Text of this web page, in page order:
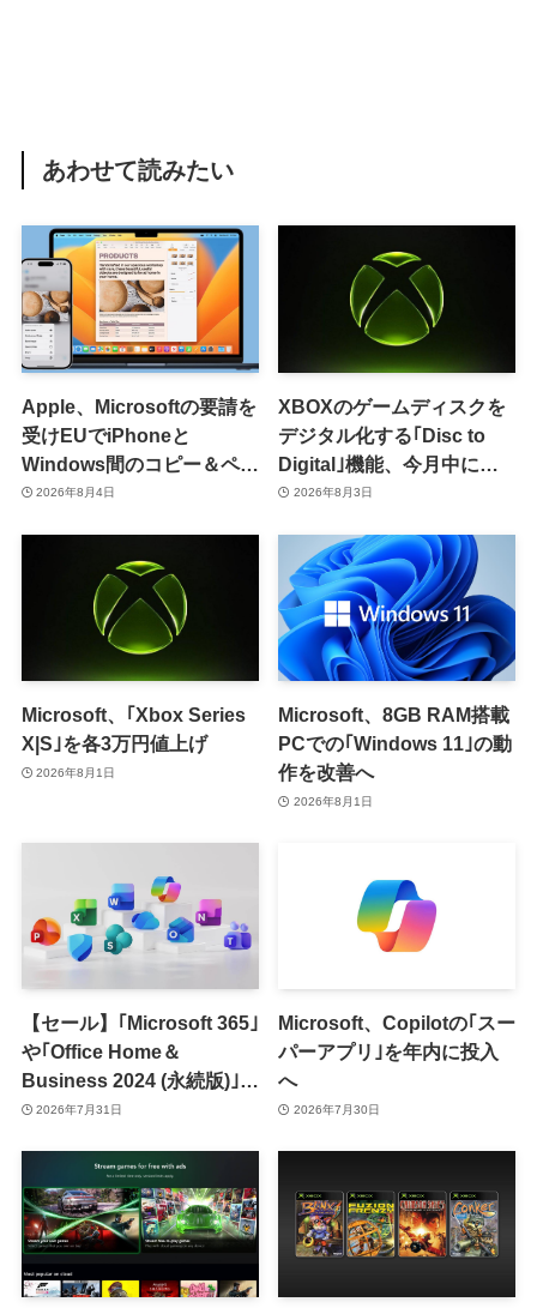
あわせて読みたい
Apple、Microsoftの要請を
受けEUでiPhoneと
Windows間のコピー＆ペー
スト機能を提供へ
2026年8月4日
XBOXのゲームディスクを
デジタル化する｢Disc to
Digital｣機能、今月中に提
供開始か
2026年8月3日
Microsoft、｢Xbox Series
X|S｣を各3万円値上げ
2026年8月1日
Microsoft、8GB RAM搭載
PCでの｢Windows 11｣の動
作を改善へ
2026年8月1日
【セール】｢Microsoft 365｣
や｢Office Home＆
Business 2024 (永続版)｣が
｢Amazon暮らし応援サマ
2026年7月31日
Microsoft、Copilotの｢スー
パーアプリ｣を年内に投入
へ
2026年7月30日